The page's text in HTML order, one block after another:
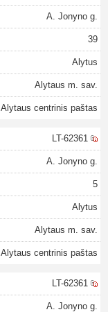
A. Jonyno g.
39
Alytus
Alytaus m. sav.
Alytaus centrinis paštas
LT-62361
A. Jonyno g.
5
Alytus
Alytaus m. sav.
Alytaus centrinis paštas
LT-62361
A. Jonyno g.